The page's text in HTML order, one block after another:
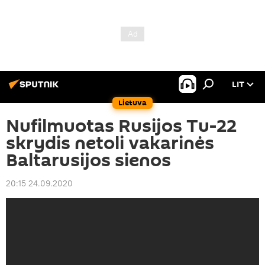
Lietuva
LIT
Nufilmuotas Rusijos Tu-22
skrydis netoli vakarinės
Baltarusijos sienos
20:15 24.09.2020